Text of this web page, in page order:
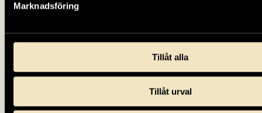
Marknadsföring
Tillåt alla
Tillåt urval